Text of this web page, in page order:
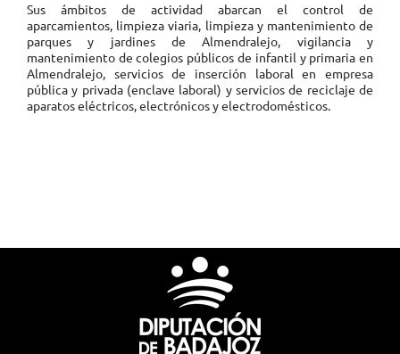
Sus ámbitos de actividad abarcan el control de
aparcamientos, limpieza viaria, limpieza y mantenimiento de
parques y jardines de Almendralejo, vigilancia y
mantenimiento de colegios públicos de infantil y primaria en
Almendralejo, servicios de inserción laboral en empresa
pública y privada (enclave laboral) y servicios de reciclaje de
aparatos eléctricos, electrónicos y electrodomésticos.